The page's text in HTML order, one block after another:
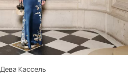
Дева Кассель